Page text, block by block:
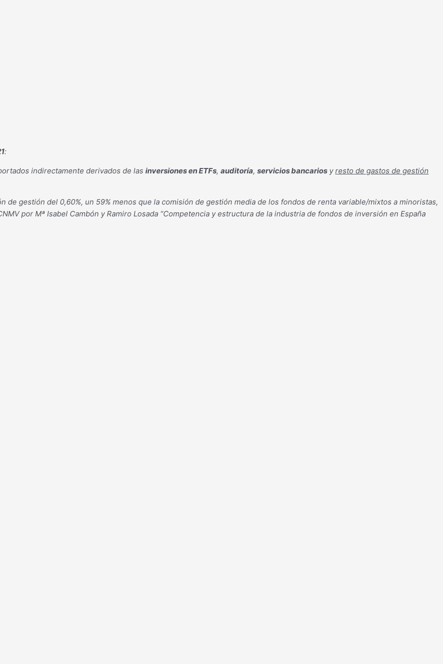
:
indirectamente derivados de las inversiones en ETFs, auditoría, servicios bancarios yresto de gastos de gestión
de gestión del 0,60%, un 59% menos que la comisión de gestión media de los fondos de renta variable/mixtos a minoristas,
por Mª Isabel Cambón y Ramiro Losada “Competencia y estructura de la industria de fondos de inversión en España